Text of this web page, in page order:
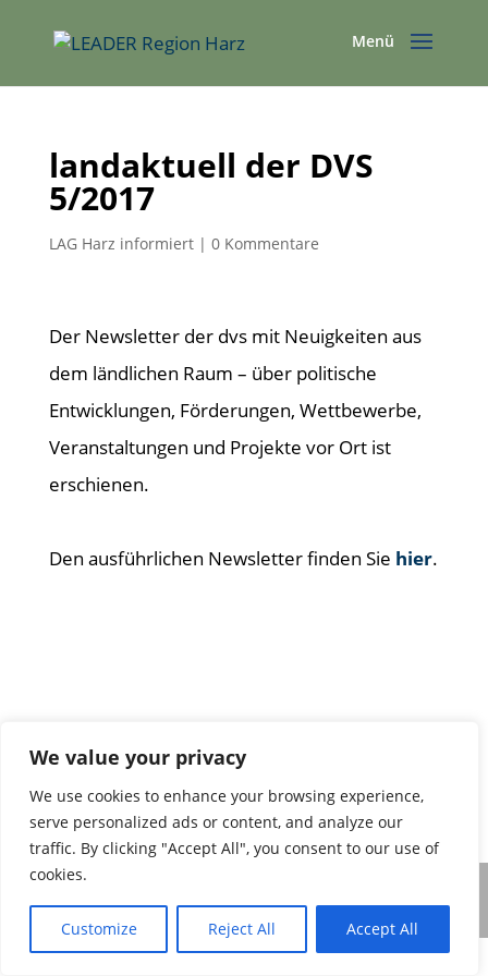
We value your privacy
We use cookies to enhance your browsing experience,
serve personalized ads or content, and analyze our
traffic. By clicking "Accept All", you consent to our use of
cookies.
Customize Reject All Accept All
landaktuell der DVS
5/2017
LAG Harz informiert| 0 Kommentare
Der Newsletter der dvs mit Neuigkeiten aus
dem ländlichen Raum – über politische
Entwicklungen, Förderungen, Wettbewerbe,
Veranstaltungen und Projekte vor Ort ist
erschienen.
Den ausführlichen Newsletter finden Sie hier.
Impressum & Datenschutz